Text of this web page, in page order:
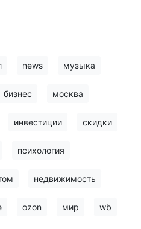
news музыка
бизнес москва
инвестиции скидки
психология
недвижимость
ozon мир wb